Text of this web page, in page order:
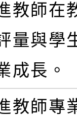
教師在
量與學
成長。
教師專